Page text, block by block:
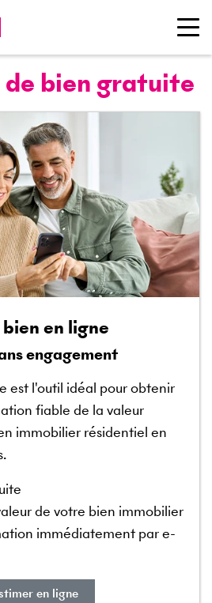
bien gratuite
en ligne
engagement
est l'outil idéal pour obtenir
fiable de la valeur
immobilier résidentiel en
de votre bien immobilier
immédiatement par e-
en ligne